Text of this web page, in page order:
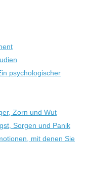
psychologischer
Zorn und Wut
Sorgen und Panik
mit denen Sie